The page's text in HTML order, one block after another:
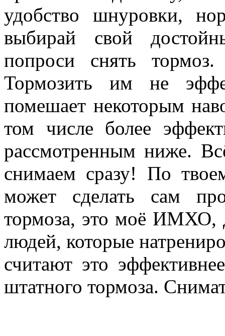
удобство шнуровки,
выбирай свой
попроси снять
Тормозить им не
помешает некоторым
том числе более
рассмотренным ниже.
снимаем сразу! По
может сделать сам
тормоза, это моё ИМХО,
людей, которые
считают это
штатного тормоза.